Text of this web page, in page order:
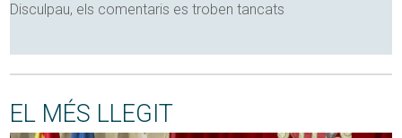
Disculpau, els comentaris es troben tancats
EL MÉS LLEGIT